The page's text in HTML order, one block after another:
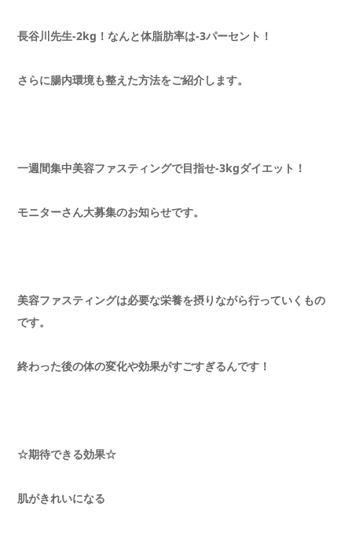
長谷川先生-2kg！なんと体脂肪率は-3パーセント！
さらに腸内環境も整えた方法をご紹介します。
一週間集中美容ファスティングで目指せ-3kgダイエット！
モニターさん大募集のお知らせです。
美容ファスティングは必要な栄養を摂りながら行っていくもの
です。
終わった後の体の変化や効果がすごすぎるんです！
☆期待できる効果☆
肌がきれいになる